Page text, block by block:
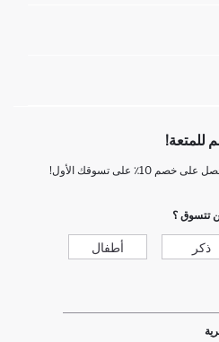
للمتعة!
على تسوقك الأول!
تتسوق ؟
ذكر أطفال